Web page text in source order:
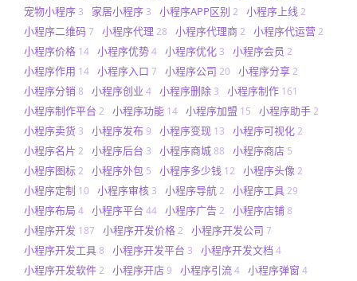
宠物小程序 3 家居小程序 3 小程序APP区别 2 小程序上线 2
小程序二维码7 小程序代理 28 小程序代理商2 小程序代运营2
小程序价格 14 小程序优势4 小程序优化 3 小程序会员 2
小程序作用 14 小程序入口 7 小程序公司 20 小程序分享2
小程序分销 8 小程序创业 4 小程序删除 3 小程序制作 161
小程序制作平台 2 小程序功能 14 小程序加盟 15 小程序助手2
小程序卖货 3 小程序发布9 小程序变现 13 小程序可视化2
小程序名片 2 小程序后台 3 小程序商城88 小程序商店 5
小程序图标2 小程序外包 5 小程序多少钱 12 小程序头像 2
小程序定制 10 小程序审核 3 小程序导航2 小程序工具29
小程序布局 4 小程序平台 44 小程序广告2 小程序店铺8
小程序开发 187 小程序开发价格2 小程序开发公司 7
小程序开发工具8 小程序开发平台 3 小程序开发文档 4
小程序开发软件2 小程序开店9 小程序引流4 小程序弹窗 4